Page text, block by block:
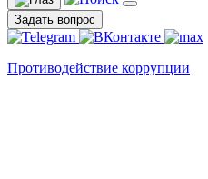
Задать вопрос
Противодействие коррупции